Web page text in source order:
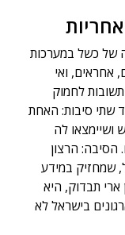
של כשל במערכות
אחראים, ואי
לחמוק
שתי סיבות: האחת
לה
הסיבה: הרצון
שמחזיק במידע
תבדוק, היא
בישראל לא